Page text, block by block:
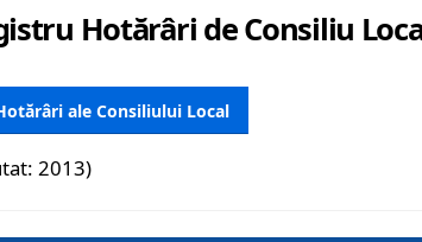
Hotărâri de Consiliu
ale Consiliului Local
2013)